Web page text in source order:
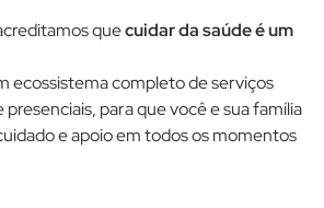
quecuidar da saúde é um
ecossistema completo de serviços
presenciais, para que você e sua família
e apoio em todos os momentos